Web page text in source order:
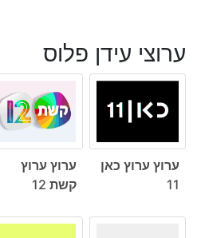
ערוצי עידן פלוס
ערוץ ערוץ כאן
11
ערוץ ערוץ
קשת 12